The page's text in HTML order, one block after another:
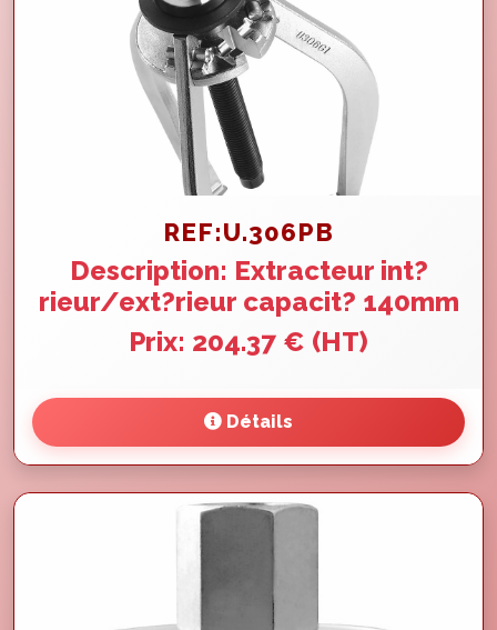
REF:U.306PB
Description: Extracteur int?
rieur/ext?rieur capacit? 140mm
Prix: 204.37 € (HT)
Détails